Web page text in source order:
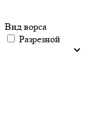
Вид ворса
Разрезной